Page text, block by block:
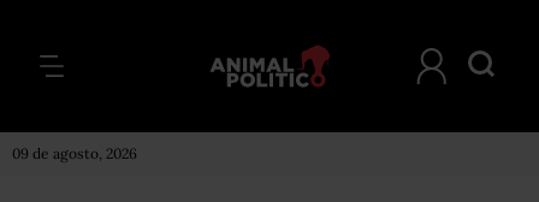
09 de agosto, 2026